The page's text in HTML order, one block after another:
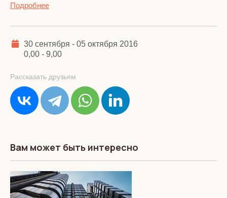
Подробнее
30 сентября - 05 октября 2016
0,00 - 9,00
Рассказать друзьям
Вам может быть интересно